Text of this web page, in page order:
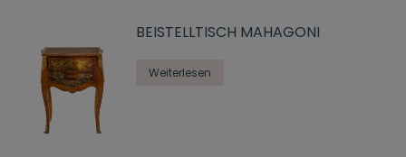
BEISTELLTISCH MAHAGONI
Weiterlesen